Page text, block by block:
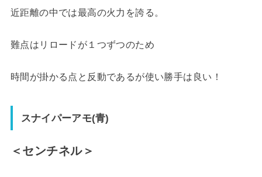
近距離の中では最高の火力を誇る。
難点はリロードが１つずつのため
時間が掛かる点と反動であるが使い勝手は良い！
スナイパーアモ(青)
＜センチネル＞